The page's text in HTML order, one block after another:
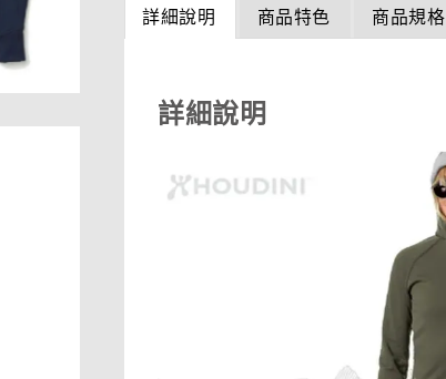
詳細說明 商品特色 商品規格
詳細說明